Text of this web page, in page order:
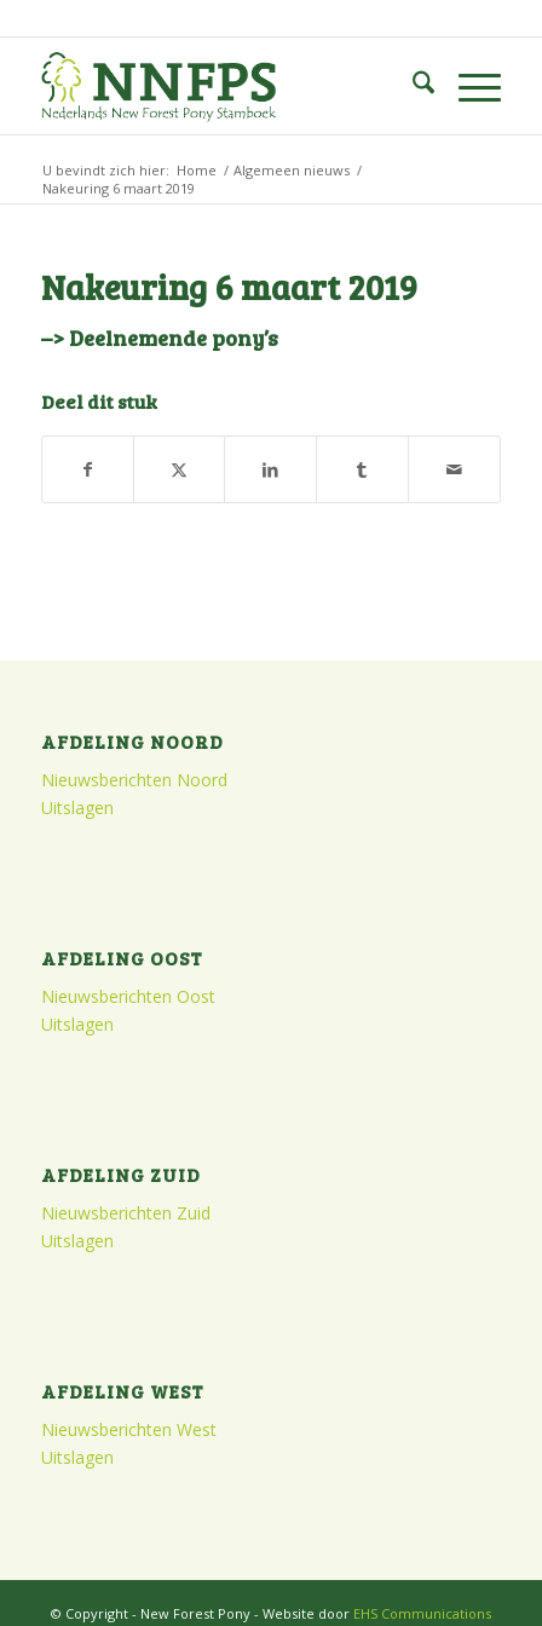
U bevindt zich hier: Home / Algemeen nieuws /
Nakeuring 6 maart 2019
Nakeuring 6 maart 2019
–> Deelnemende pony’s
Deel dit stuk
AFDELING NOORD
Nieuwsberichten Noord
Uitslagen
AFDELING OOST
Nieuwsberichten Oost
Uitslagen
AFDELING ZUID
Nieuwsberichten Zuid
Uitslagen
AFDELING WEST
Nieuwsberichten West
Uitslagen
© Copyright - New Forest Pony - Website door EHS Communications